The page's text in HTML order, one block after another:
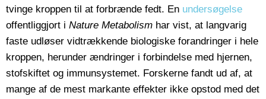
tvinge kroppen til at forbrænde fedt. En undersøgelse
offentliggjort i Nature Metabolism har vist, at langvarig
faste udløser vidtrækkende biologiske forandringer i hele
kroppen, herunder ændringer i forbindelse med hjernen,
stofskiftet og immunsystemet. Forskerne fandt ud af, at
mange af de mest markante effekter ikke opstod med det